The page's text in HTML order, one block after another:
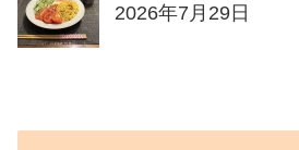
2026年7月29日